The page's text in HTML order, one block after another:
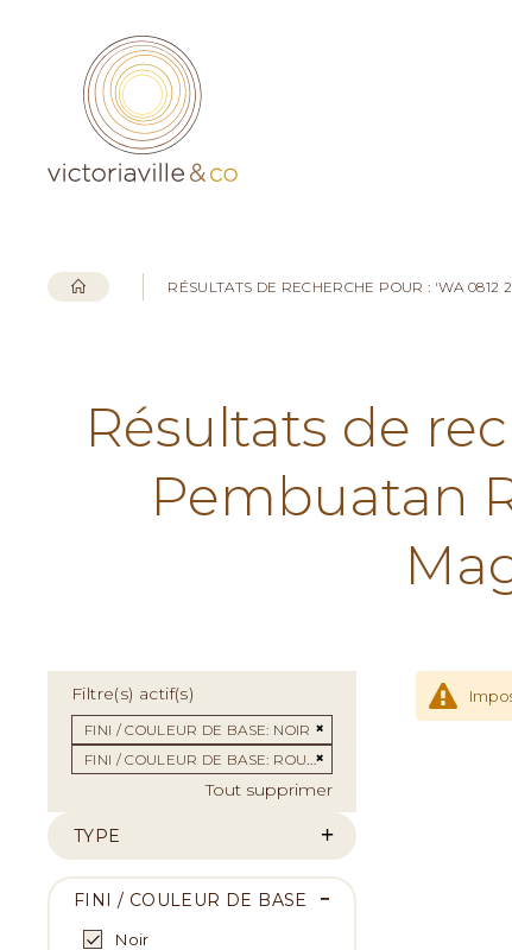
RÉSULTATS DE RECHERCHE POUR : 'WA
Résultats de
Pembuatan
Filtre(s) actif(s)
FINI / COULEUR DE BASE NOIR
Supprimer cet Élément
FINI / COULEUR DE BASE ROUGE
Tout supprimer
TYPE
FINI / COULEUR DE BASE
Noir